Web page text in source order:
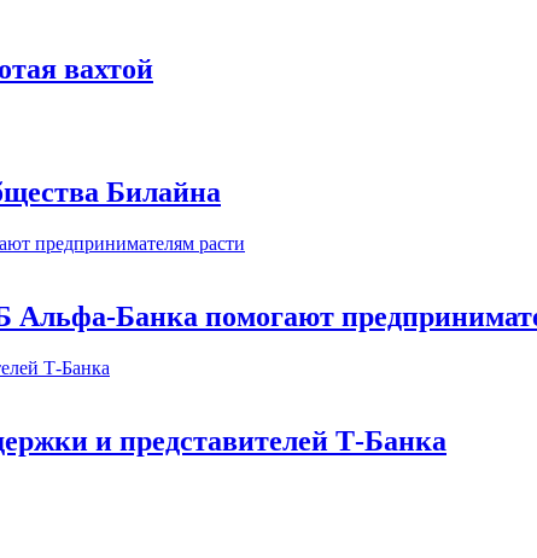
вахтой
Билайна
Банка помогают
и представителей Т-Банка